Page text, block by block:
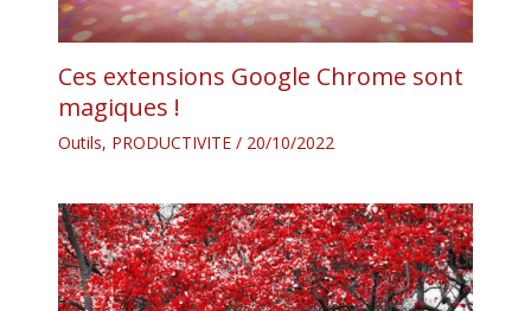
Ces extensions Google Chrome sont
magiques !
Outils, PRODUCTIVITE/ 20/10/2022